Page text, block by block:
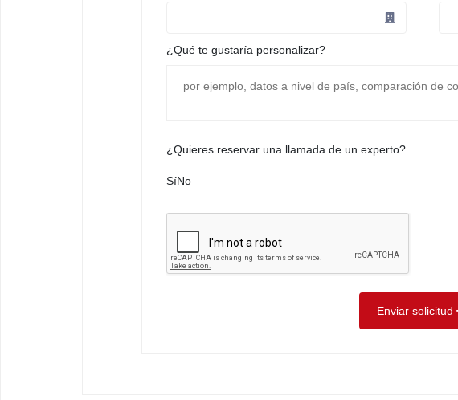
¿Qué te gustaría personalizar?
¿Quieres reservar una llamada de un experto?
SíNo
Enviar solicitud